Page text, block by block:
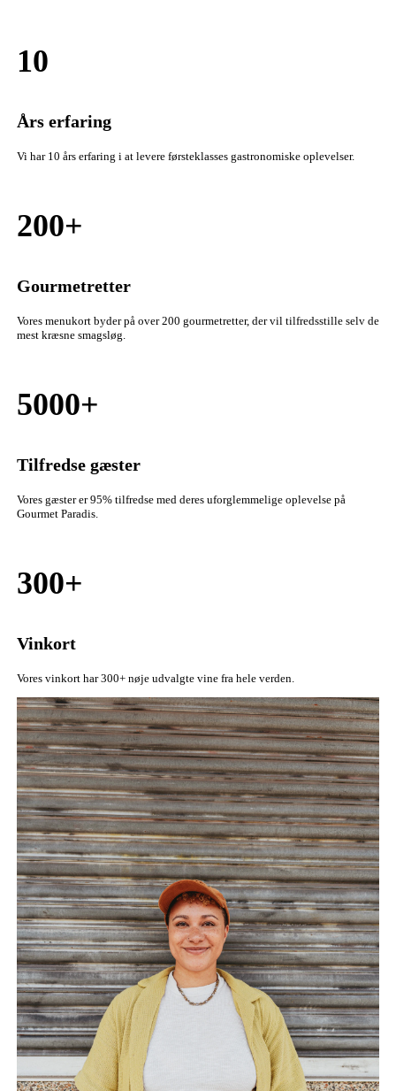
10
Års erfaring
Vi har 10 års erfaring i at levere førsteklasses gastronomiske oplevelser.
200+
Gourmetretter
Vores menukort byder på over 200 gourmetretter, der vil tilfredsstille selv de
mest kræsne smagsløg.
5000+
Tilfredse gæster
Vores gæster er 95% tilfredse med deres uforglemmelige oplevelse på
Gourmet Paradis.
300+
Vinkort
Vores vinkort har 300+ nøje udvalgte vine fra hele verden.